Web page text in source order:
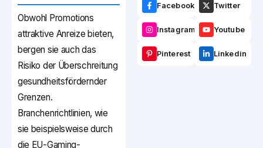
Obwohl Promotions
attraktive Anreize bieten,
bergen sie auch das
Risiko der Überschreitung
gesundheitsfördernder
Grenzen.
Branchenrichtlinien, wie
sie beispielsweise durch
die EU-Gaming-
Facebook Twitter
Instagram Youtube
Pinterest Linkedin